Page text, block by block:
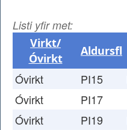
Listi yfir met:
Virkt/
Óvirkt
Aldursfl
Óvirkt PI15
Óvirkt
PI17
Óvirkt
PI19